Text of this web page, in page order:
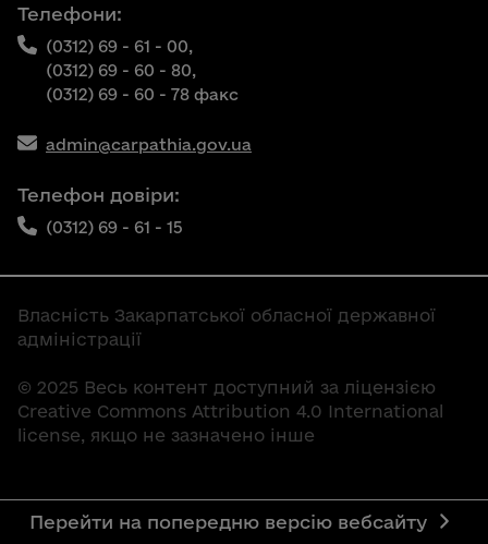
Телефони:
(0312) 69 - 61 - 00,
(0312) 69 - 60 - 80,
(0312) 69 - 60 - 78 факс
admin@carpathia.gov.ua
Телефон довіри:
(0312) 69 - 61 - 15
Власність Закарпатської обласної державної
адміністрації
© 2025 Весь контент доступний за ліцензією
Creative Commons Attribution 4.0 International
license, якщо не зазначено інше
Перейти на попередню версію вебсайту